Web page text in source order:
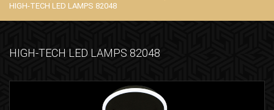
HIGH-TECH LED LAMPS 82048
HIGH-TECH LED LAMPS 82048